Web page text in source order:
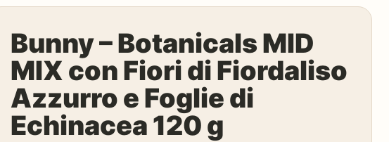
Bunny – Botanicals MID
MIX con Fiori di Fiordaliso
Azzurro e Foglie di
Echinacea 120 g